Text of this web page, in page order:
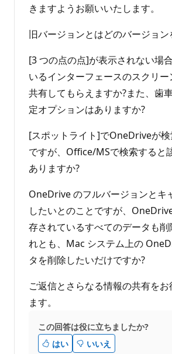
きますようお願いいたします。
旧バージョンとはどのバージョン
[3 つの点の点]が表示されない場
いるインターフェースのスクリ
共有してもらえますか?また、歯
定オプションはありますか?
[スポットライト]でOneDriveが
ですが、Office/MSで検索すると
ありますか?
OneDrive のフルバージョンとキ
したいとのことですが、
存されているすべてのデータも削
れとも、Mac システム上の
タを削除したいだけですか?
ご返信とさらなる情報の共有をお
ます。
この回答は役に立ちましたか?
はい
いいえ